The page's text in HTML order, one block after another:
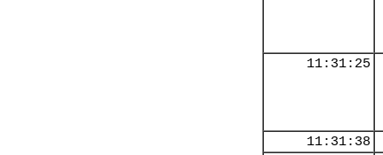
11:31:25
11:31:38